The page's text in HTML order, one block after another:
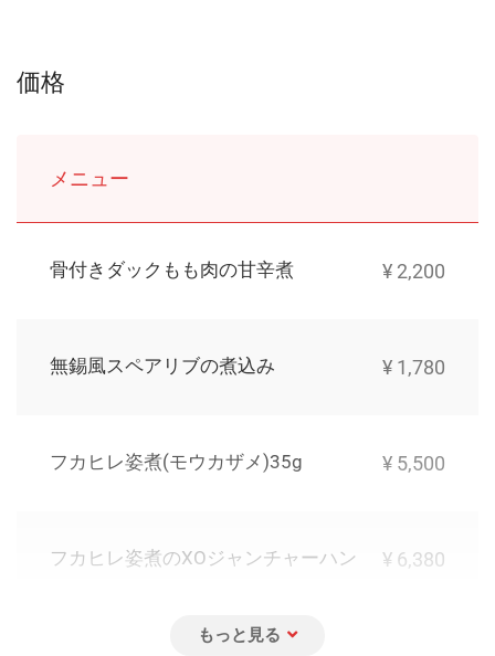
価格
メニュー
骨付きダックもも肉の甘辛煮 ¥ 2,200
無錫風スペアリブの煮込み ¥ 1,780
フカヒレ姿煮(モウカザメ)35g ¥ 5,500
フカヒレ姿煮のXOジャンチャーハン ¥ 6,380